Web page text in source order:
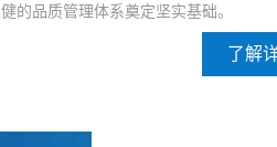
的品质管理体系奠定坚实基础。
了解